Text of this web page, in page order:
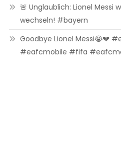
🚨 Unglaublich: Lionel Messi
wechseln! #bayern
Goodbye Lionel Messi😭💔
#eafcmobile #fifa